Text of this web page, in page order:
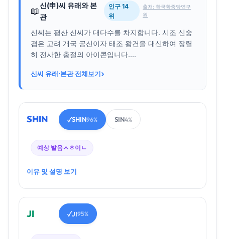
📖
신(申)씨 유래와 본
관
인구 14
위
출처: 한국학중앙연구
원
신씨는 평산 신씨가 대다수를 차지합니다. 시조 신숭
겸은 고려 개국 공신이자 태조 왕건을 대신하여 장렬
히 전사한 충절의 아이콘입니다....
신씨 유래·본관 전체보기›
SHIN ✓SHIN96% SIN4%
예상 발음ㅅㅎ이ㄴ
이유 및 설명 보기
JI ✓JI95%